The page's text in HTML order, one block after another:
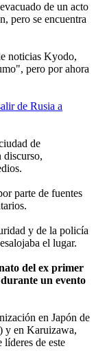
de un acto
pero se encuentra
noticias Kyodo,
pero por ahora
de Rusia a
de
discurso,
parte de fuentes
y de la policía
el lugar.
del ex primer
un evento
en Japón de
y en Karuizawa,
líderes de este